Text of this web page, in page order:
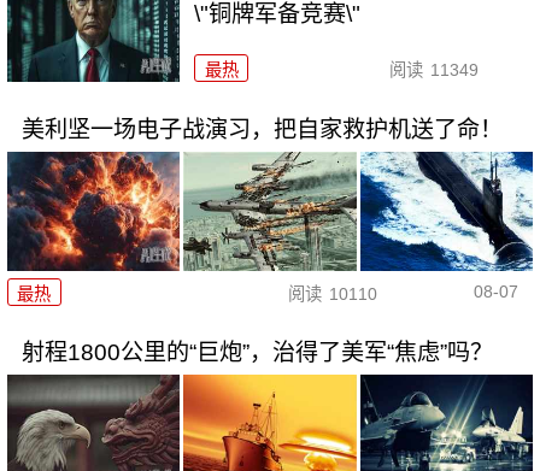
\"铜牌军备竞赛\"
最热 阅读 11349
美利坚一场电子战演习，把自家救护机送了命！
最热 阅读 10110 08-07
射程1800公里的“巨炮”，治得了美军“焦虑”吗？